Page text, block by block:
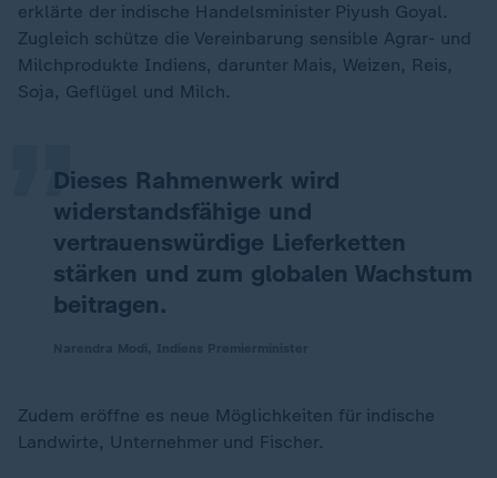
erklärte der indische Handelsminister Piyush Goyal.
Zugleich schütze die Vereinbarung sensible Agrar- und
Milchprodukte Indiens, darunter Mais, Weizen, Reis,
Soja, Geflügel und Milch.
Dieses Rahmenwerk wird
widerstandsfähige und
vertrauenswürdige Lieferketten
stärken und zum globalen Wachstum
beitragen.
„
Zudem eröffne es neue Möglichkeiten für indische
Landwirte, Unternehmer und Fischer.